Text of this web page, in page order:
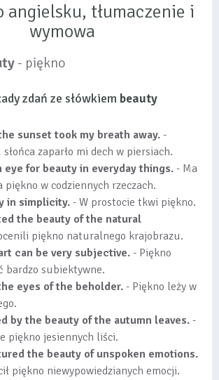
angielsku, tłumaczenie i
wymowa
- piękno
zdań ze słówkiem beauty
sunset took my breath away. -
zaparło mi dech w piersiach.
eye for beauty in everyday things. - Ma
piękno w codziennych rzeczach.
in simplicity.- W prostocie tkwi piękno.
the beauty of the natural
piękno naturalnego krajobrazu.
can be very subjective. - Piękno
bardzo subiektywne.
eyes of the beholder. - Piękno leży w
by the beauty of the autumn leaves. -
piękno jesiennych liści.
the beauty of unspoken emotions.
piękno niewypowiedzianych emocji.